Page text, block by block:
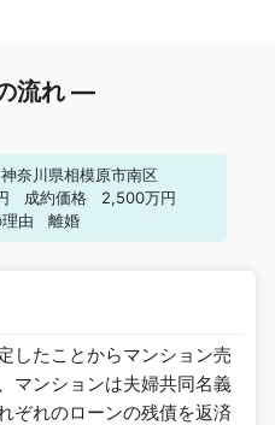
流れ ―
神奈川県相模原市南区
成約価格
2,500万円
由
離婚
したことからマンション売
マンションは夫婦共同名義
ぞれのローンの残債を返済